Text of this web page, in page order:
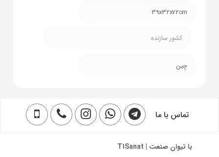
39x32x72cm
کشور سازنده
چین
تماس با ما
با تیوان صنعت | T1Sanat